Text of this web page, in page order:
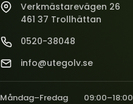
Verkmästarevägen 26
461 37 Trollhättan
0520-38048
info@utegolv.se
Måndag–Fredag
09:00–18:00